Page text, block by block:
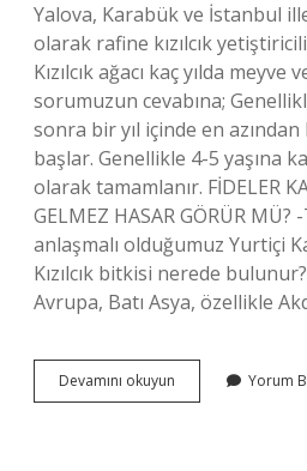
Yalova, Karabük ve İstanbul
olarak rafine kızılcık
Kızılcık ağacı kaç yılda meyve
sorumuzun cevabına;
sonra bir yıl içinde en
başlar. Genellikle 4-5 yaşına
olarak tamamlanır. FİDELER
GELMEZ HASAR GÖRÜR
anlaşmalı olduğumuz Yurtiçi
Kızılcık bitkisi nerede bulunur?
Avrupa, Batı Asya, özellikle
Devamını okuyun
Ağacı
Yorum